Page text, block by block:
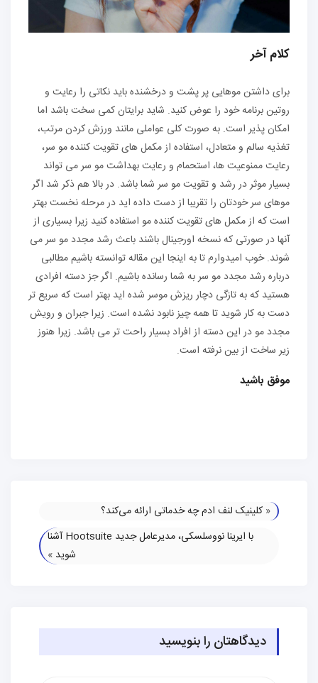
کلام آخر
برای داشتن موهایی پر پشت و درخشنده باید نکاتی را رعایت و
روتین برنامه خود را عوض کنید. شاید برایتان کمی سخت باشد اما
امکان پذیر است. به صورت کلی عواملی مانند ورزش کردن مرتب،
تغذیه سالم و متعادل، استفاده از مکمل های تقویت کننده مو سر،
رعایت ممنوعیت ها، استحمام و رعایت بهداشت مو سر می تواند
بسیار موثر در رشد و تقویت مو سر شما باشد. در بالا هم ذکر شد اگر
موهای سر خودتان را تقریبا از دست داده اید در مرحله نخست بهتر
است که از مکمل های تقویت کننده مو استفاده کنید زیرا بسیاری از
آنها در صورتی که نسخه اورجینال باشند باعث رشد مجدد مو سر می
شوند. خوب امیدوارم تا به اینجا این مقاله توانسته باشیم مطالبی
درباره رشد مجدد مو سر به شما رسانده باشیم. اگر جز دسته افرادی
هستید که به تازگی دچار ریزش موسر شده اید بهتر است که سریع تر
دست به کار شوید تا همه چیز نابود نشده است. زیرا جبران و رویش
مجدد مو در این دسته از افراد بسیار راحت تر می باشد. زیرا هنوز
زیر ساخت از بین نرفته است.
موفق باشید
« کلینیک لنف ادم چه خدماتی ارائه می‌کند؟
با ایرینا نووسلسکی، مدیرعامل جدید Hootsuite آشنا
شوید »
دیدگاهتان را بنویسید